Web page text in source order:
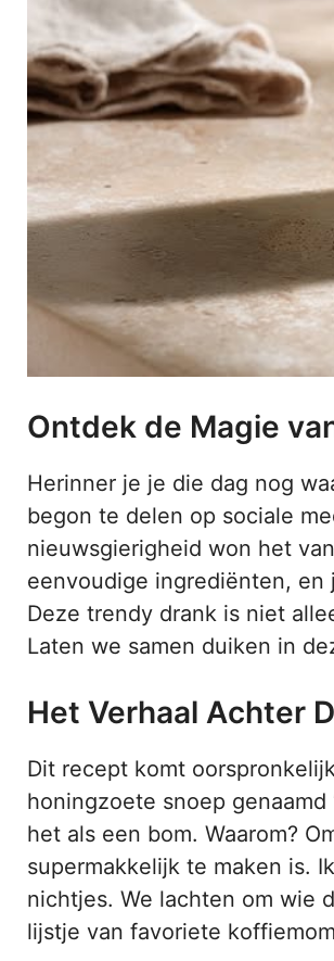
Ontdek de Magie
Herinner je je die dag nog
begon te delen op sociale
nieuwsgierigheid won het
eenvoudige ingrediënten, en
Deze trendy drank is niet
Laten we samen duiken in
Het Verhaal Achter
Dit recept komt
honingzoete snoep
het als een bom. Waarom?
supermakkelijk te maken is.
nichtjes. We lachten om wie
lijstje van favoriete